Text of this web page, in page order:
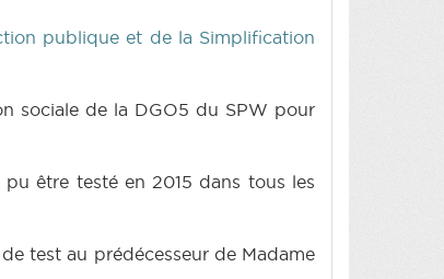
publique et de la Simplification
sociale de la DGO5 du SPW pour
être testé en 2015 dans tous les
test au prédécesseur de Madame